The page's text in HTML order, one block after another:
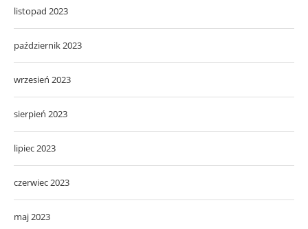
listopad 2023
październik 2023
wrzesień 2023
sierpień 2023
lipiec 2023
czerwiec 2023
maj 2023